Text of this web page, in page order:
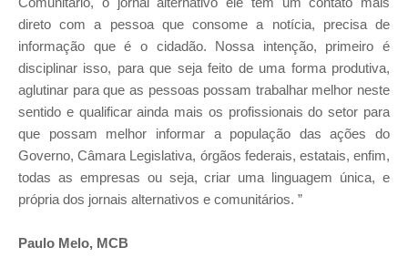
direto com a pessoa que consome a notícia, precisa de
informação que é o cidadão. Nossa intenção, primeiro é
disciplinar isso, para que seja feito de uma forma produtiva,
aglutinar para que as pessoas possam trabalhar melhor neste
sentido e qualificar ainda mais os profissionais do setor para
que possam melhor informar a população das ações do
Governo, Câmara Legislativa, órgãos federais, estatais, enfim,
todas as empresas ou seja, criar uma linguagem única, e
própria dos jornais alternativos e comunitários. ”
Paulo Melo, MCB